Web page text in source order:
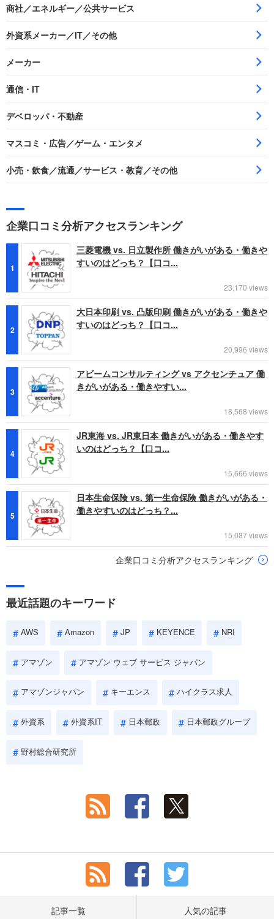
商社／エネルギー／公共サービス
外資系メーカー／IT／その他
メーカー
通信・IT
デベロッパ・不動産
マスコミ・広告／ゲーム・エンタメ
小売・飲食／流通／サービス・教育／その他
企業口コミ分析アクセスランキング
1
三菱電機 vs. 日立製作所 働きがいがある・働きや
すいのはどっち？【口コ...
23,170 views
2
大日本印刷 vs. 凸版印刷 働きがいがある・働きや
すいのはどっち？【口コ...
20,996 views
3
アビームコンサルティング vs アクセンチュア 働
きがいがある・働きやすい...
18,568 views
4
JR東海 vs. JR東日本 働きがいがある・働きやす
いのはどっち？【口コ...
15,666 views
5
日本生命保険 vs. 第一生命保険 働きがいがある・
働きやすいのはどっち？...
15,087 views
企業口コミ分析アクセスランキング
最近話題のキーワード
AWS Amazon JP KEYENCE NRI
アマゾン アマゾン ウェブ サービス ジャパン
アマゾンジャパン キーエンス ハイクラス求人
外資系 外資系IT 日本郵政 日本郵政グループ
野村総合研究所
記事一覧 人気の記事